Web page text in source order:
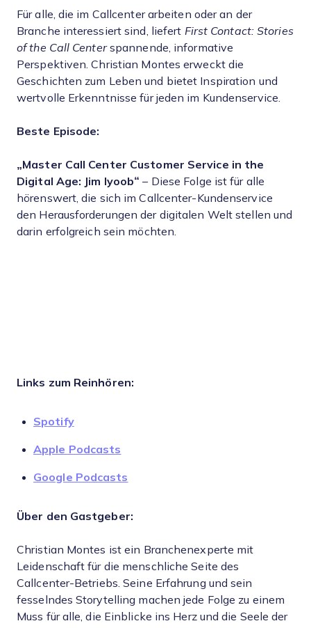
Für alle, die im Callcenter arbeiten oder an der
Branche interessiert sind, liefert First Contact: Stories
of the Call Centerspannende, informative
Perspektiven. Christian Montes erweckt die
Geschichten zum Leben und bietet Inspiration und
wertvolle Erkenntnisse für jeden im Kundenservice.
Beste Episode:
„Master Call Center Customer Service in the
Digital Age: Jim Iyoob“ – Diese Folge ist für alle
hörenswert, die sich im Callcenter-Kundenservice
den Herausforderungen der digitalen Welt stellen und
darin erfolgreich sein möchten.
Links zum Reinhören:
Spotify
Apple Podcasts
Google Podcasts
Über den Gastgeber:
Christian Montes ist ein Branchenexperte mit
Leidenschaft für die menschliche Seite des
Callcenter-Betriebs. Seine Erfahrung und sein
fesselndes Storytelling machen jede Folge zu einem
Muss für alle, die Einblicke ins Herz und die Seele der